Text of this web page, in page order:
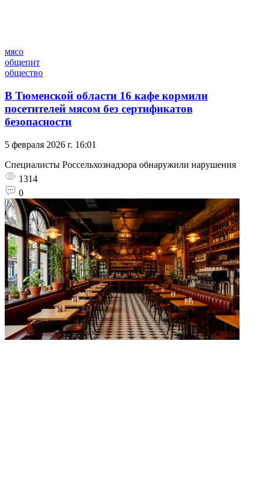
мясо
общепит
общество
В Тюменской области 16 кафе кормили
посетителей мясом без сертификатов
безопасности
5 февраля 2026 г. 16:01
Специалисты Россельхознадзора обнаружили нарушения
1314
0